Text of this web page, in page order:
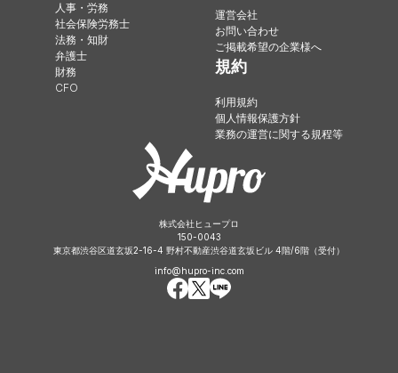
人事・労務
社会保険労務士
法務・知財
弁護士
財務
CFO
運営会社
お問い合わせ
ご掲載希望の企業様へ
規約
利用規約
個人情報保護方針
業務の運営に関する規程等
株式会社ヒュープロ
150-0043
東京都渋谷区道玄坂2-16-4 野村不動産渋谷道玄坂ビル 4階/6階（受付）
info@hupro-inc.com